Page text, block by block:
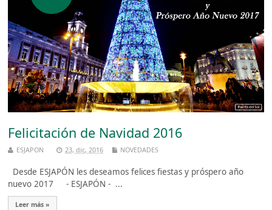
Felicitación de Navidad 2016
ESJAPON 23, dic, 2016 NOVEDADES
Desde ESJAPÓN les deseamos felices fiestas y próspero año
nuevo 2017 - ESJAPÓN - ...
Leer más »